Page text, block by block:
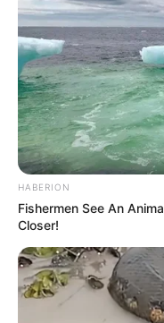
TAGS
ΧΑΛΚΙΔΑ ΝΕΑ
HABERION
Fishermen See An
Closer!